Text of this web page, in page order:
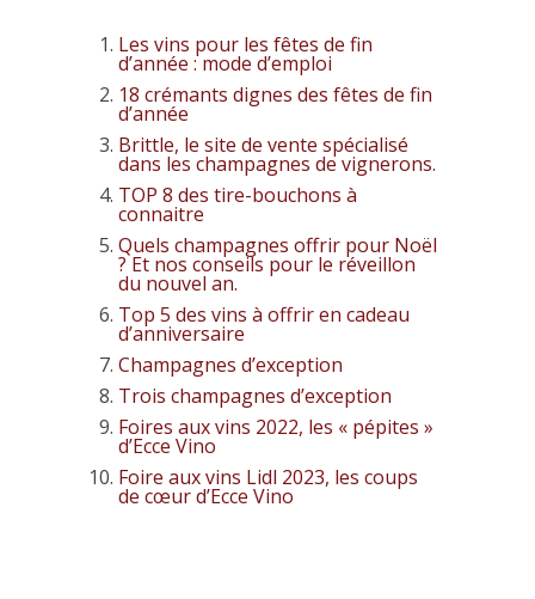
Les vins pour les fêtes de fin
d’année : mode d’emploi
18 crémants dignes des fêtes de fin
d’année
Brittle, le site de vente spécialisé
dans les champagnes de vignerons.
TOP 8 des tire-bouchons à
connaitre
Quels champagnes offrir pour Noël
? Et nos conseils pour le réveillon
du nouvel an.
Top 5 des vins à offrir en cadeau
d’anniversaire
Champagnes d’exception
Trois champagnes d’exception
Foires aux vins 2022, les « pépites »
d’Ecce Vino
Foire aux vins Lidl 2023, les coups
de cœur d’Ecce Vino